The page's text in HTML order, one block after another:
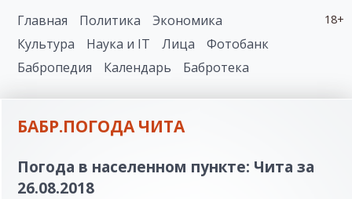
18+
Главная Политика
Экономика
Культура
Наука и IT Лица
Фотобанк
Бабропедия
Календарь Бабротека
БАБР.ПОГОДА ЧИТА
Погода в населенном пункте: Чита за
26.08.2018